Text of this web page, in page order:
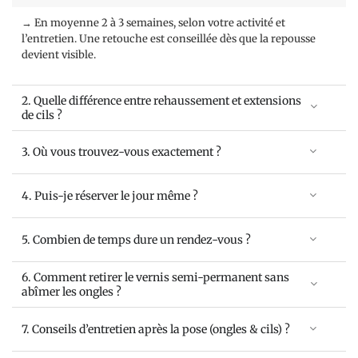
→ En moyenne 2 à 3 semaines, selon votre activité et
l’entretien. Une retouche est conseillée dès que la repousse
devient visible.
2. Quelle différence entre rehaussement et extensions
de cils ?
3. Où vous trouvez-vous exactement ?
4. Puis-je réserver le jour même ?
5. Combien de temps dure un rendez-vous ?
6. Comment retirer le vernis semi-permanent sans
abîmer les ongles ?
7. Conseils d’entretien après la pose (ongles & cils) ?